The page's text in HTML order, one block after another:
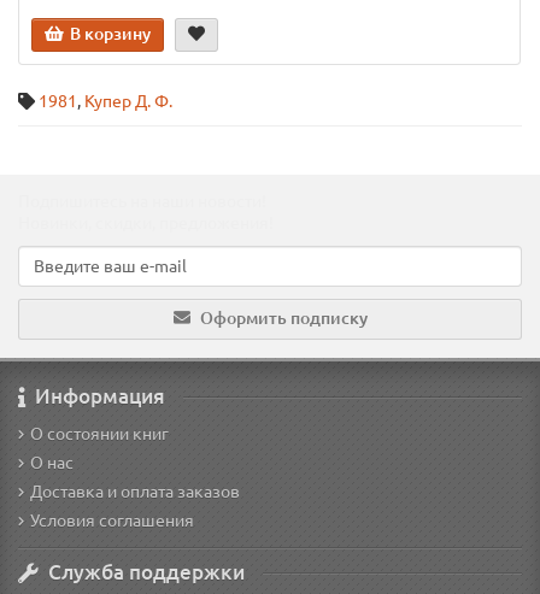
В корзину
1981, Купер Д. Ф.
Оформить подписку
Информация
О состоянии книг
О нас
Доставка и оплата заказов
Условия соглашения
Служба поддержки